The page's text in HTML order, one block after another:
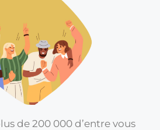
de 200 000 d’entre vous